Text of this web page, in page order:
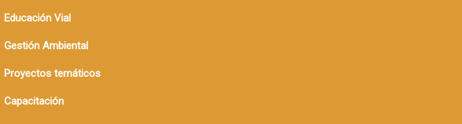
Educación Vial
Gestión Ambiental
Proyectos temáticos
Capacitación